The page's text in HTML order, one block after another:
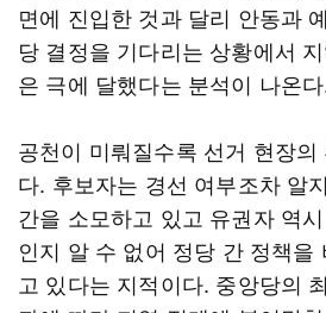
면에 진입한 것과 달리 안동과
당 결정을 기다리는 상황에서
은 극에 달했다는 분석이 나온
공천이 미뤄질수록 선거 현장
다. 후보자는 경선 여부조차 알
간을 소모하고 있고 유권자 역
인지 알 수 없어 정당 간 정책을
고 있다는 지적이다. 중앙당의